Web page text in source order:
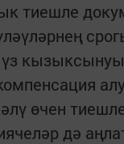
тиешле
өчен
дә